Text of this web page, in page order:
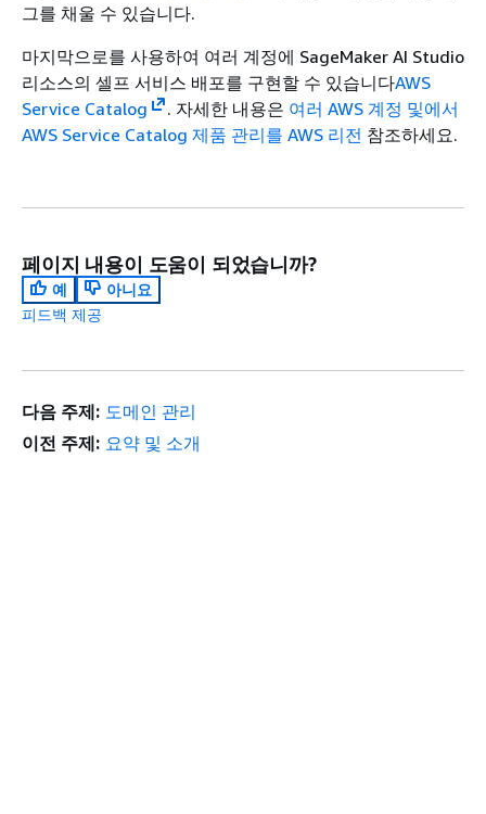
그를 채울 수 있습니다.
마지막으로를 사용하여 여러 계정에 SageMaker AI Studio
리소스의 셀프 서비스 배포를 구현할 수 있습니다AWS
Service Catalog
. 자세한 내용은 여러 AWS 계정 및에서
AWS Service Catalog 제품 관리를 AWS 리전 참조하세요.
페이지 내용이 도움이 되었습니까?
예
아니요
피드백 제공
다음 주제: 도메인 관리
이전 주제: 요약 및 소개